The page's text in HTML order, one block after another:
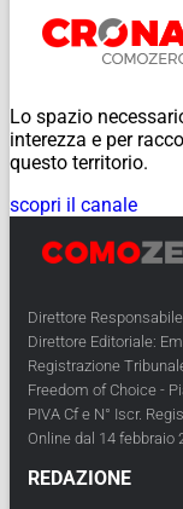
Lo spazio
interezza e per
questo territorio.
scopri il canale
Direttore
Direttore Editoriale:
Registrazione
Freedom of Choice -
PIVA Cf e N° Iscr.
Online dal 14 febbraio
REDAZIONE